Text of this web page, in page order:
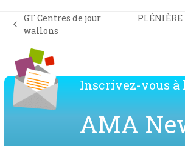
previous
GT Centres de jour
wallons
PLÉNIÈRE
Inscrivez-vous à
AMA